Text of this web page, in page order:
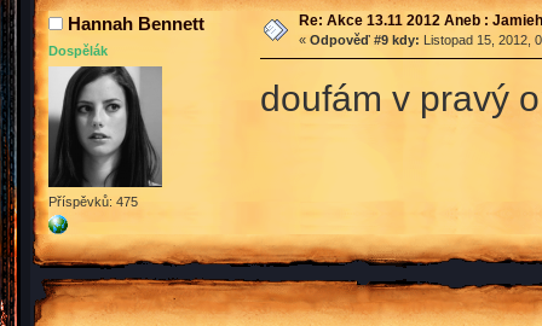
Hannah Bennett
Dospělák
Příspěvků: 475
Re: Akce 13.11 2012 Aneb :
« Odpověď #9 kdy: Listopad 15, 2012,
doufám v pravý